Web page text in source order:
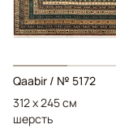
Qaabir / № 5172
312 x 245 см
шерсть